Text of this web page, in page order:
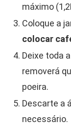
máximo
Coloque a
colocar
Deixe toda
removerá
poeira.
Descarte a
necessário.